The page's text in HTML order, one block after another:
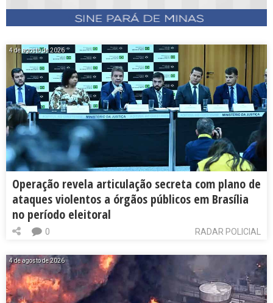
4 de agosto de 2026
Operação revela articulação secreta com plano de
ataques violentos a órgãos públicos em Brasília
no período eleitoral
RADAR POLICIAL
0
4 de agosto de 2026